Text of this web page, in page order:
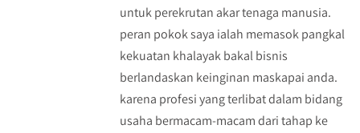
untuk perekrutan akar tenaga manusia.
peran pokok saya ialah memasok pangkal
kekuatan khalayak bakal bisnis
berlandaskan keinginan maskapai anda.
karena profesi yang terlibat dalam bidang
usaha bermacam-macam dari tahap ke